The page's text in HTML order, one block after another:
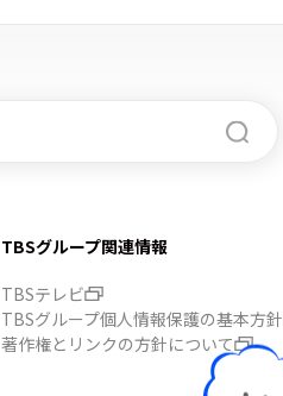
TBSグループ関連情報
TBSテレビ
TBSグループ個人情報保護の基本方針
著作権とリンクの方針について